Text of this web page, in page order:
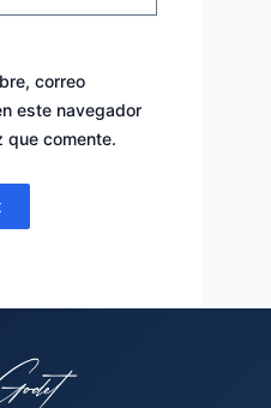
correo
este navegador
que comente.